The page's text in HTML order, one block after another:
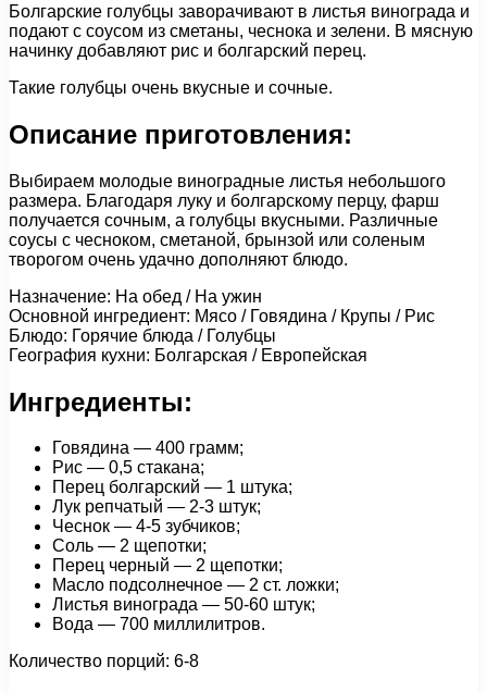
Болгарские голубцы заворачивают в листья винограда и
подают с соусом из сметаны, чеснока и зелени. В мясную
начинку добавляют рис и болгарский перец.
Такие голубцы очень вкусные и сочные.
Описание приготовления:
Выбираем молодые виноградные листья небольшого
размера. Благодаря луку и болгарскому перцу, фарш
получается сочным, а голубцы вкусными. Различные
соусы с чесноком, сметаной, брынзой или соленым
творогом очень удачно дополняют блюдо.
Назначение: На обед / На ужин
Основной ингредиент: Мясо / Говядина / Крупы / Рис
Блюдо: Горячие блюда / Голубцы
География кухни: Болгарская / Европейская
Ингредиенты:
Говядина — 400 грамм;
Рис — 0,5 стакана;
Перец болгарский — 1 штука;
Лук репчатый — 2-3 штук;
Чеснок — 4-5 зубчиков;
Соль — 2 щепотки;
Перец черный — 2 щепотки;
Масло подсолнечное — 2 ст. ложки;
Листья винограда — 50-60 штук;
Вода — 700 миллилитров.
Количество порций: 6-8